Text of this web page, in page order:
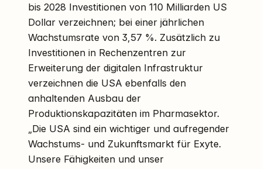
bis 2028 Investitionen von 110 Milliarden US
Dollar verzeichnen; bei einer jährlichen
Wachstumsrate von 3,57 %. Zusätzlich zu
Investitionen in Rechenzentren zur
Erweiterung der digitalen Infrastruktur
verzeichnen die USA ebenfalls den
anhaltenden Ausbau der
Produktionskapazitäten im Pharmasektor.
„Die USA sind ein wichtiger und aufregender
Wachstums- und Zukunftsmarkt für Exyte.
Unsere Fähigkeiten und unser